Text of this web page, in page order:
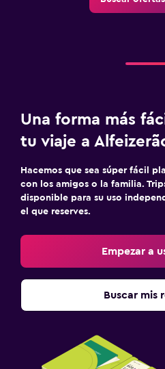
Una forma más
tu viaje a
Hacemos que sea súper fácil
con los amigos o la familia.
disponible para su uso
el que reserves.
Empezar a
Buscar mis